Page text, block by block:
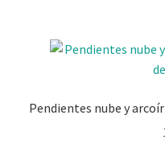
Pendientes nube y